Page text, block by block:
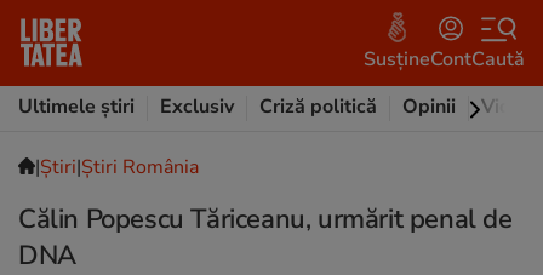
SusțineContCaută
Ultimele știri
Exclusiv Criză politică Opinii Video
|Ştiri|Știri România
Călin Popescu Tăriceanu, urmărit penal de
DNA